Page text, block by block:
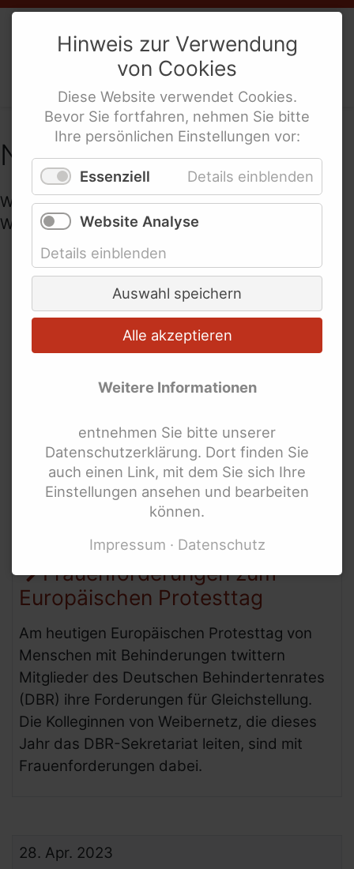
Weibernetze.V.
Politische Interes­sen­ver­tre­tung
behinderte Frauen
Nachrichten
Wir berichten über aktuelles Geschehen und
Weibernetz-Aktivitäten
2023
05. Mai. 2023
Frauenforderungen zum
Europäischen Protesttag
Am heutigen Europäischen Protesttag von
Menschen mit Behinderungen twittern
Mitglieder des Deutschen Behindertenrates
(DBR) ihre Forderungen für Gleichstellung.
Die Kolleginnen von Weibernetz, die dieses
Jahr das DBR-Sekretariat leiten, sind mit
Frauenforderungen dabei.
28. Apr. 2023
Hinweis zur Verwendung
von Cookies
Diese Website verwendet Cookies.
Bevor Sie fortfahren, nehmen Sie bitte
Ihre persönlichen Einstellungen vor:
Essenziell Details einblenden
Website Analyse
Details einblenden
Auswahl speichern
Alle akzeptieren
Weitere Informationen
entnehmen Sie bitte unserer
Datenschutzerklärung. Dort finden Sie
auch einen Link, mit dem Sie sich Ihre
Einstellungen ansehen und bearbeiten
können.
Impressum
Datenschutz